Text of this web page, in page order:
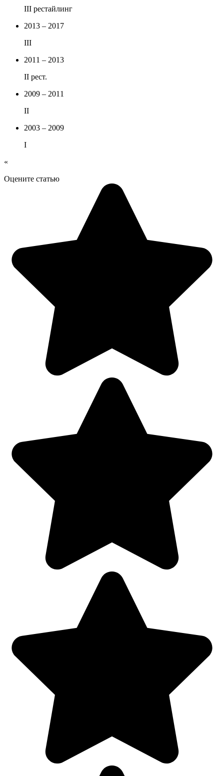
III рестайлинг
2013 – 2017
III
2011 – 2013
II рест.
2009 – 2011
II
2003 – 2009
I
«
Оцените статью